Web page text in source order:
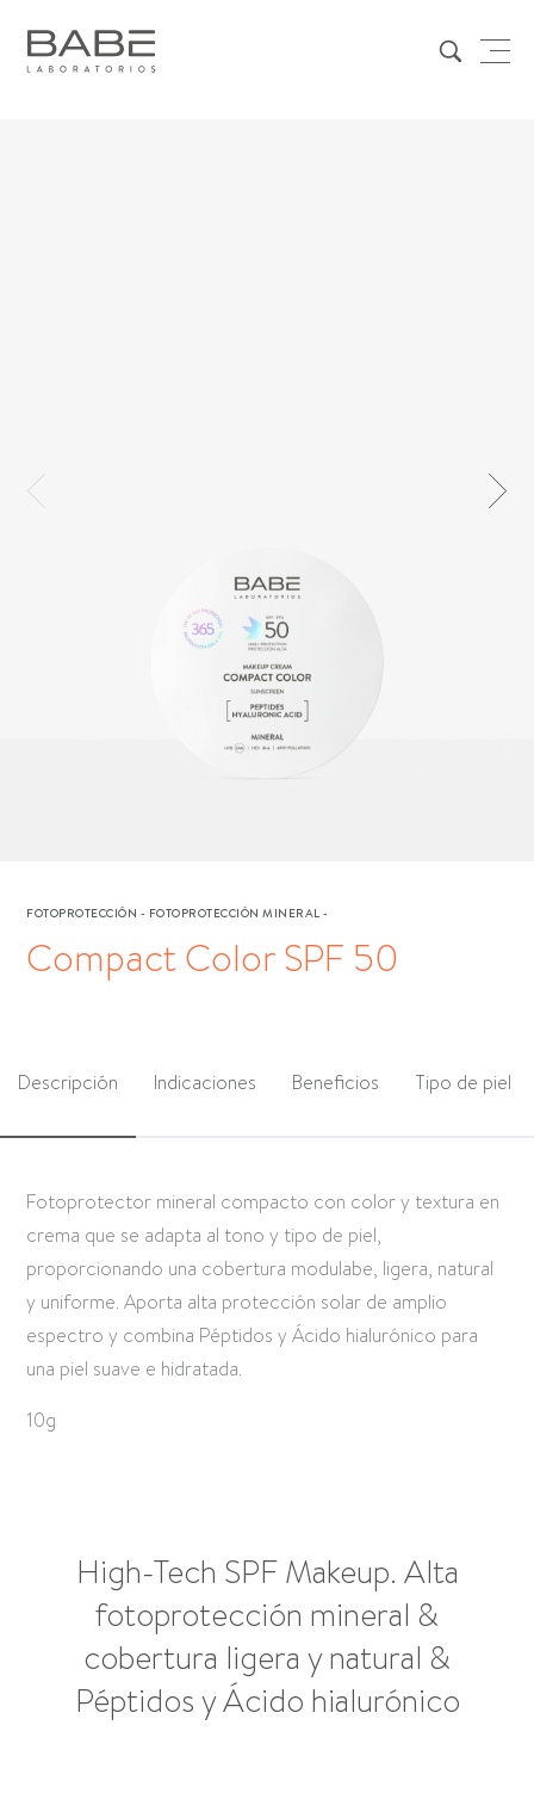
FOTOPROTECCIÓN - FOTOPROTECCIÓN MINERAL-
Compact Color SPF 50
Descripción Indicaciones Beneficios Tipo de piel
Fotoprotector mineral compacto con color y textura en
crema que se adapta al tono y tipo de piel,
proporcionando una cobertura modulabe, ligera, natural
y uniforme. Aporta alta protección solar de amplio
espectro y combina Péptidos y Ácido hialurónico para
una piel suave e hidratada.
10g
High-Tech SPF Makeup. Alta
fotoprotección mineral &
cobertura ligera y natural &
Péptidos y Ácido hialurónico